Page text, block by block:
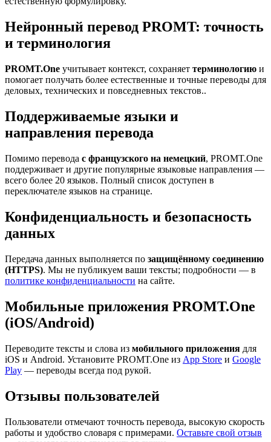
Нейронный перевод PROMT: точность
и терминология
PROMT.One учитывает контекст, сохраняет терминологию и
помогает получать более естественные и точные переводы для
деловых, технических и повседневных текстов..
Поддерживаемые языки и
направления перевода
Помимо перевода с французского на немецкий, PROMT.One
поддерживает и другие популярные языковые направления —
всего более 20 языков. Полный список доступен в
переключателе языков на странице.
Конфиденциальность и безопасность
данных
Передача данных выполняется по защищённому соединению
(HTTPS). Мы не публикуем ваши тексты; подробности — в
политике конфиденциальности на сайте.
Мобильные приложения PROMT.One
(iOS/Android)
Переводите тексты и слова из мобильного приложения для
iOS и Android. Установите PROMT.One из App Store и Google
Play — переводы всегда под рукой.
Отзывы пользователей
Пользователи отмечают точность перевода, высокую скорость
работы и удобство словаря с примерами. Оставьте свой отзыв